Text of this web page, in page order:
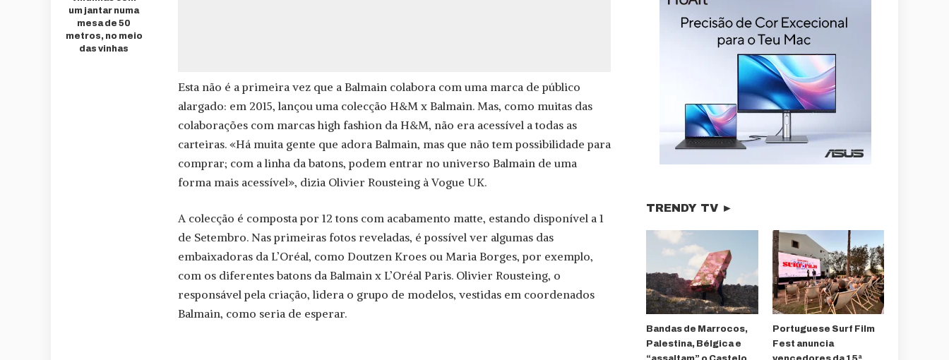
um jantar numa
mesa de 50
metros, no meio
das vinhas
Esta não é a primeira vez que a Balmain colabora com uma marca de público
alargado: em 2015, lançou uma colecção H&M x Balmain. Mas, como muitas das
colaborações com marcas high fashion da H&M, não era acessível a todas as
carteiras. «Há muita gente que adora Balmain, mas que não tem possibilidade para
comprar; com a linha da batons, podem entrar no universo Balmain de uma
forma mais acessível», dizia Olivier Rousteing à Vogue UK.
A colecção é composta por 12 tons com acabamento matte, estando disponível a 1
de Setembro. Nas primeiras fotos reveladas, é possível ver algumas das
embaixadoras da L’Oréal, como Doutzen Kroes ou Maria Borges, por exemplo,
com os diferentes batons da Balmain x L’Oréal Paris. Olivier Rousteing, o
responsável pela criação, lidera o grupo de modelos, vestidas em coordenados
Balmain, como seria de esperar.
TRENDY TV ►
Bandas de Marrocos,
Palestina, Bélgica e
Portuguese Surf Film
Fest anuncia